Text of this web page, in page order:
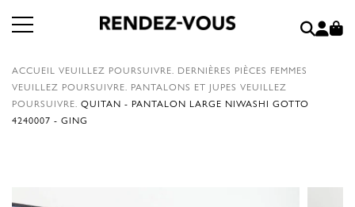
ACCUEIL VEUILLEZ POURSUIVRE. DERNIÈRES PIÈCES FEMMES
VEUILLEZ POURSUIVRE. PANTALONS ET JUPES VEUILLEZ
POURSUIVRE. QUITAN - PANTALON LARGE NIWASHI GOTTO
4240007 - GING